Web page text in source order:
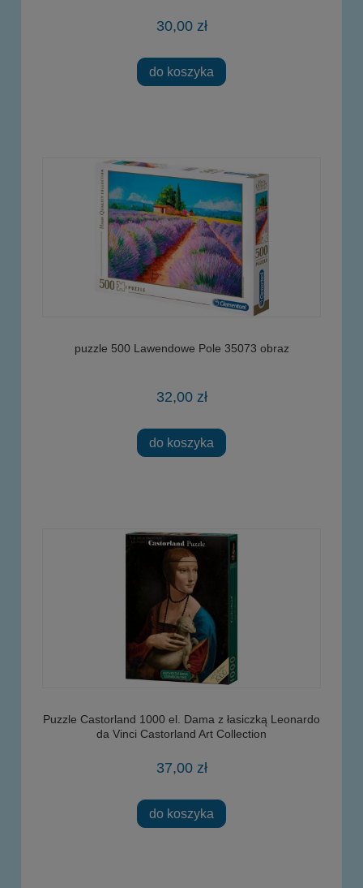
30,00 zł
do koszyka
puzzle 500 Lawendowe Pole 35073 obraz
32,00 zł
do koszyka
Puzzle Castorland 1000 el. Dama z łasiczką Leonardo
da Vinci Castorland Art Collection
37,00 zł
do koszyka